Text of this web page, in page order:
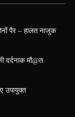
पैर – हालत नाजुक
दर्दनाक मौ@त
उपायुक्त